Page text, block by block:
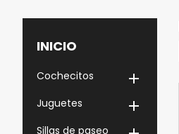
INICIO
Cochecitos 
Juguetes 
Sillas de paseo